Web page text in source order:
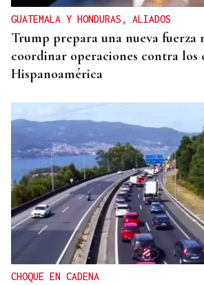
GUATEMALA Y HONDURAS, ALIADOS
Trump prepara una nueva
coordinar operaciones contra los
Hispanoamérica
CHOQUE EN CADENA